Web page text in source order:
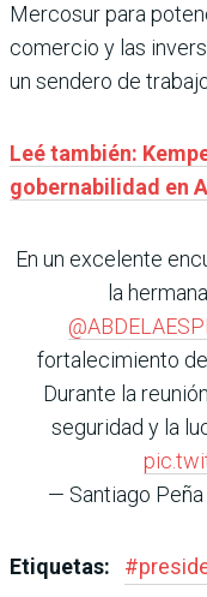
Mercosur para
comercio y las
un sendero de
Leé también:
gobernabilidad en
En un excelente
la
fortalecimiento
Durante la
seguridad y la
— Santiago
Etiquetas: #